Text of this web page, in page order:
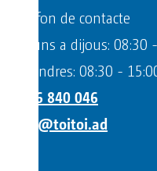
Telèfon de contacte
Dilluns a dijous: 08:30
Divendres: 08:30 -
+376 840 046
info@toitoi.ad